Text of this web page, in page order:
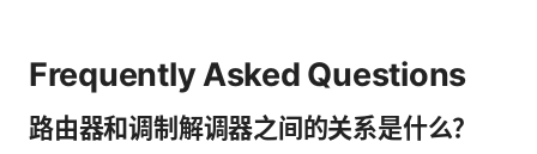
Frequently Asked Questions
路由器和调制解调器之间的关系是什么？